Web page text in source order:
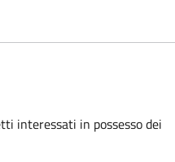
interessati in possesso dei